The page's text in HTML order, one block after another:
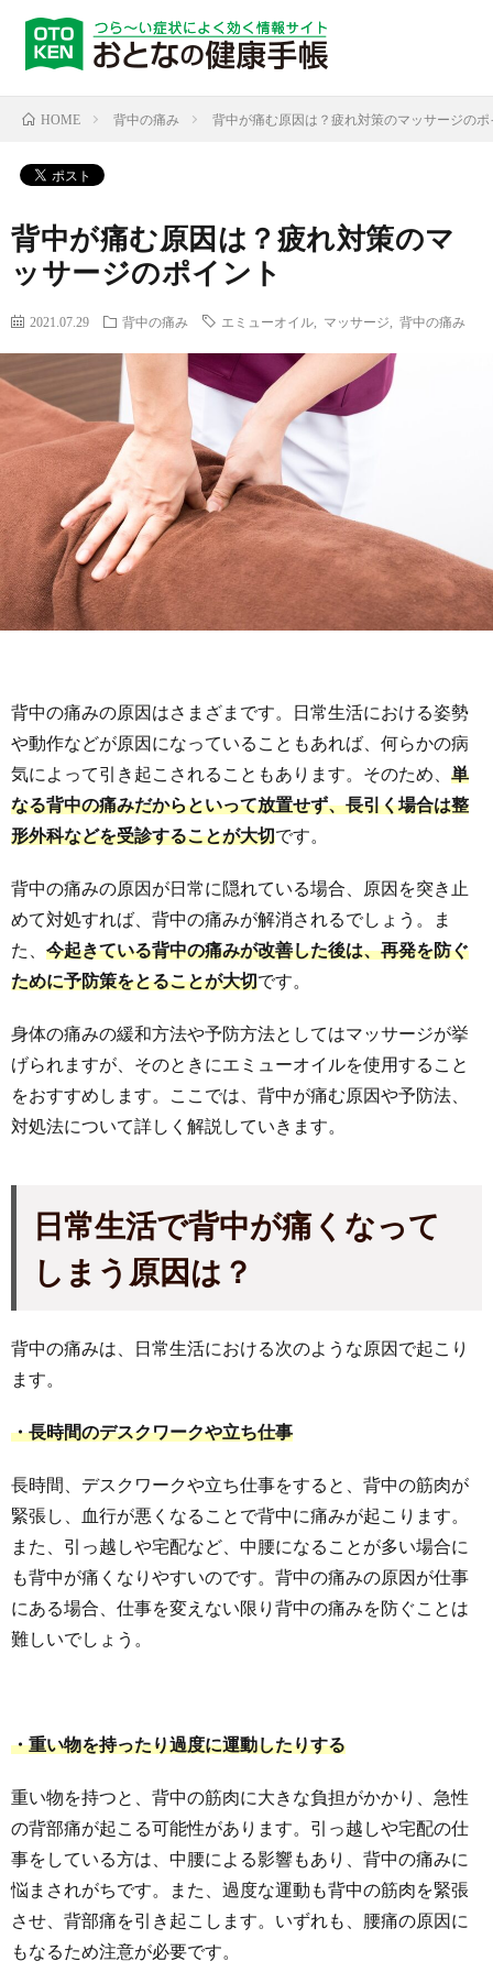
HOME 背中の痛み 背中が痛む原因は？疲れ対策のマッサージのポ
背中が痛む原因は？疲れ対策のマ
ッサージのポイント
2021.07.29 背中の痛み エミューオイル マッサージ 背中の痛み
背中の痛みの原因はさまざまです。日常生活における姿勢
や動作などが原因になっていることもあれば、何らかの病
気によって引き起こされることもあります。そのため、 単
なる背中の痛みだからといって放置せず、長引く場合は整
形外科などを受診することが大切です。
背中の痛みの原因が日常に隠れている場合、原因を突き止
めて対処すれば、背中の痛みが解消されるでしょう。ま
た、 今起きている背中の痛みが改善した後は、再発を防ぐ
ために予防策をとることが大切です。
身体の痛みの緩和方法や予防方法としてはマッサージが挙
げられますが、そのときにエミューオイルを使用すること
をおすすめします。ここでは、背中が痛む原因や予防法、
対処法について詳しく解説していきます。
日常生活で背中が痛くなって
しまう原因は？
背中の痛みは、日常生活における次のような原因で起こり
ます。
・長時間のデスクワークや立ち仕事
長時間、デスクワークや立ち仕事をすると、背中の筋肉が
緊張し、血行が悪くなることで背中に痛みが起こります。
また、引っ越しや宅配など、中腰になることが多い場合に
も背中が痛くなりやすいのです。背中の痛みの原因が仕事
にある場合、仕事を変えない限り背中の痛みを防ぐことは
難しいでしょう。
・重い物を持ったり過度に運動したりする
重い物を持つと、背中の筋肉に大きな負担がかかり、急性
の背部痛が起こる可能性があります。引っ越しや宅配の仕
事をしている方は、中腰による影響もあり、背中の痛みに
悩まされがちです。また、過度な運動も背中の筋肉を緊張
させ、背部痛を引き起こします。いずれも、腰痛の原因に
もなるため注意が必要です。